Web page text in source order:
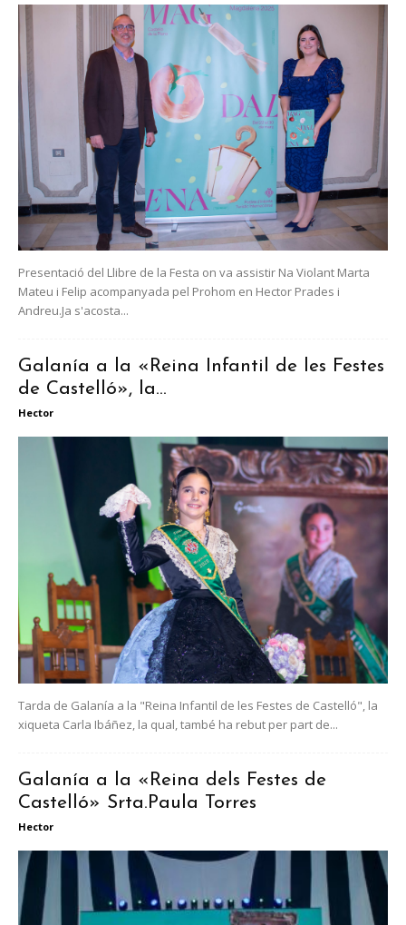
Presentació del Llibre de la Festa on va assistir Na Violant Marta
Mateu i Felip acompanyada pel Prohom en Hector Prades i
Andreu.Ja s'acosta...
Galanía a la «Reina Infantil de les Festes
de Castelló», la...
Hector
Tarda de Galanía a la "Reina Infantil de les Festes de Castelló", la
xiqueta Carla Ibáñez, la qual, també ha rebut per part de...
Galanía a la «Reina dels Festes de
Castelló» Srta.Paula Torres
Hector